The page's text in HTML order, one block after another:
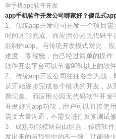
学手机app软件开发
app手机软件开发公司哪家好？傻瓜式
1、传统app开发公司开发一个项目
时间才能完成。而应用公园无代码
能制作app。与传统开发模式对比，
难度，零经验，自己经过简单的操
软件开发平台可以节省90%以上的软件
2、传统app开发公司往往各自为战
从开始逐步完成各个模块的开发，
费现象。而应用公园无代码软件开
开发好的app功能，用户可以直接使
需要大量沟通，不需要进行反复测试
3、成熟功能模块自由组合，传统软
发出来的与预想中的不一致、功能缺